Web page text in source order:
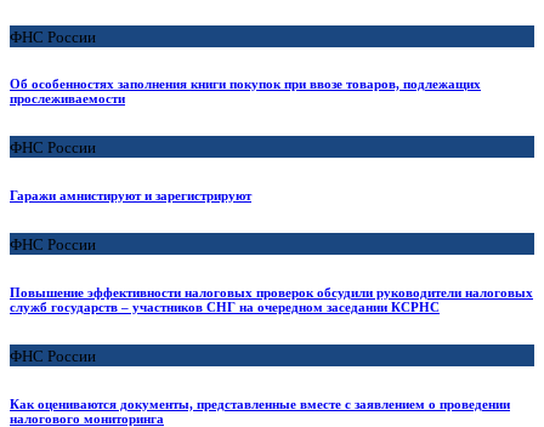
ФНС России
Об особенностях заполнения книги покупок при ввозе товаров, подлежащих
прослеживаемости
ФНС России
Гаражи амнистируют и зарегистрируют
ФНС России
Повышение эффективности налоговых проверок обсудили руководители налоговых
служб государств – участников СНГ на очередном заседании КСРНС
ФНС России
Как оцениваются документы, представленные вместе с заявлением о проведении
налогового мониторинга